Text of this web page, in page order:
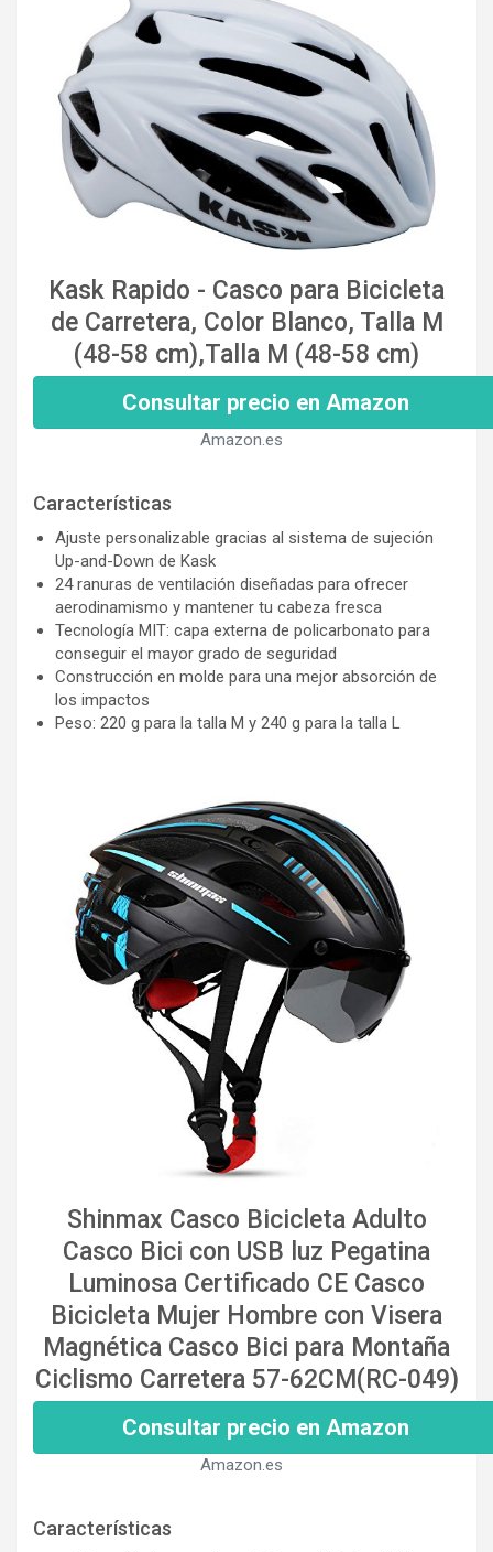
Kask Rapido - Casco para Bicicleta
de Carretera, Color Blanco, Talla M
(48-58 cm),Talla M (48-58 cm)
Consultar precio en Amazon
Amazon.es
Características
Ajuste personalizable gracias al sistema de sujeción
Up-and-Down de Kask
24 ranuras de ventilación diseñadas para ofrecer
aerodinamismo y mantener tu cabeza fresca
Tecnología MIT: capa externa de policarbonato para
conseguir el mayor grado de seguridad
Construcción en molde para una mejor absorción de
los impactos
Peso: 220 g para la talla M y 240 g para la talla L
Shinmax Casco Bicicleta Adulto
Casco Bici con USB luz Pegatina
Luminosa Certificado CE Casco
Bicicleta Mujer Hombre con Visera
Magnética Casco Bici para Montaña
Ciclismo Carretera 57-62CM(RC-049)
Consultar precio en Amazon
Amazon.es
Características